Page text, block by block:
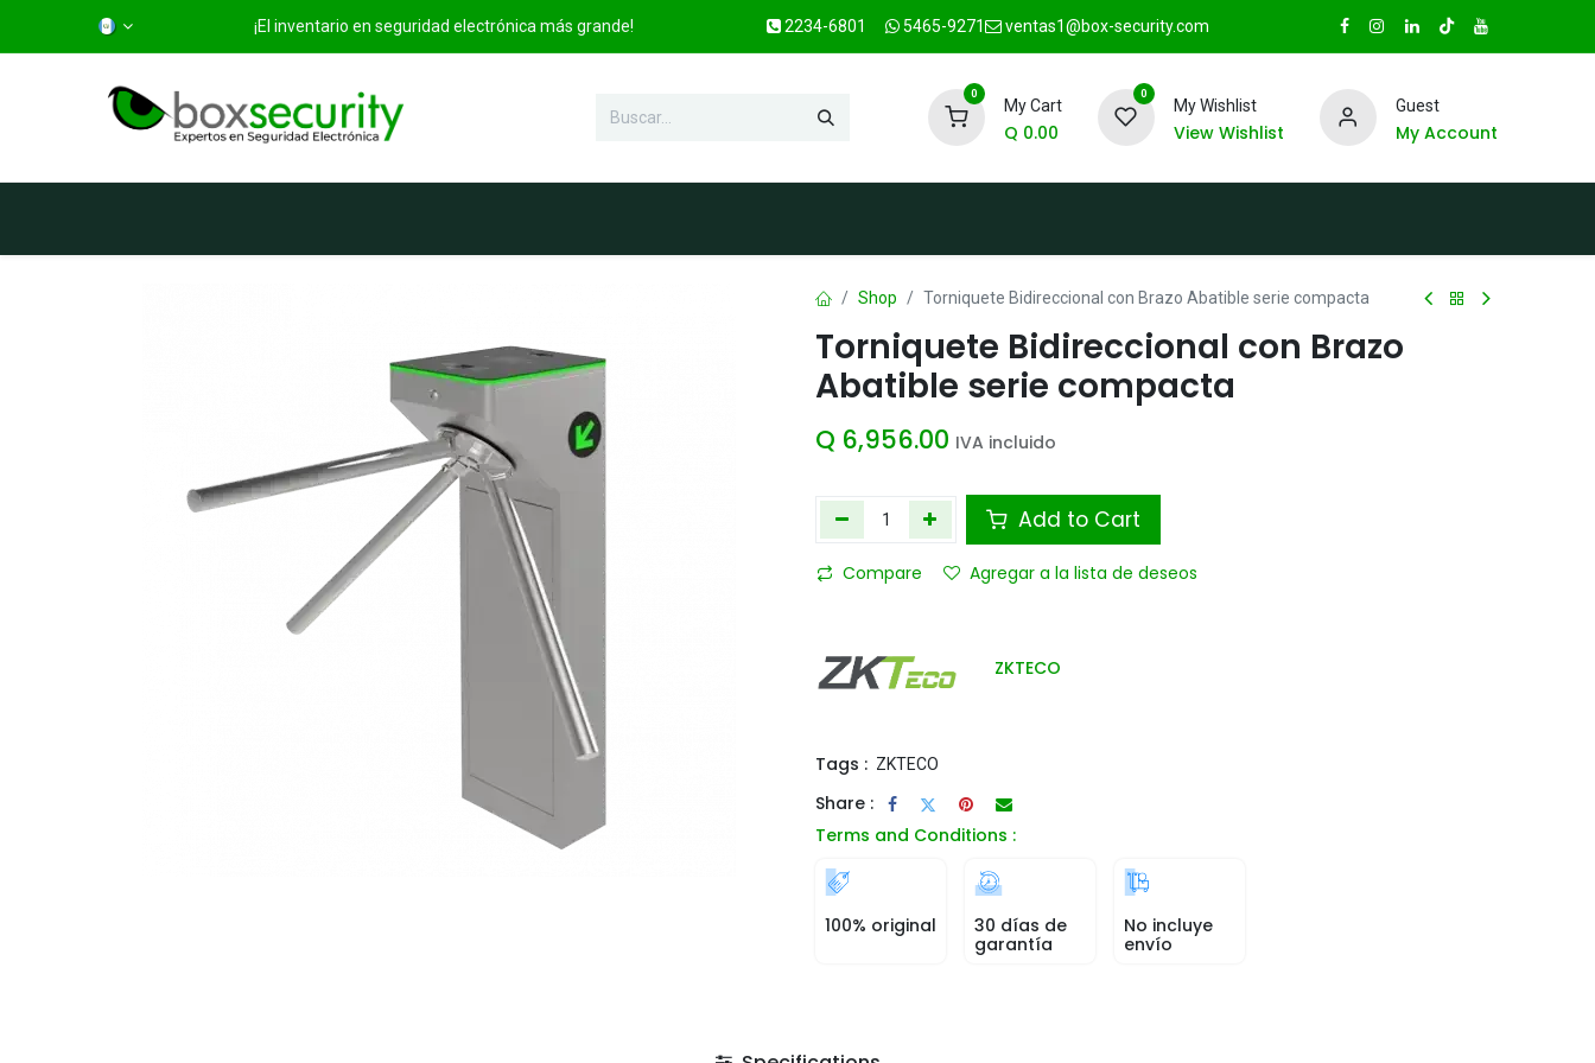
¡El inventario en seguridad electrónica más grande! 2234-6801 5465-9271 ventas1@box-security.com
0
My Cart
Q 0.00
0
My Wishlist
View Wishlist
Guest
My Account
Shop Torniquete Bidireccional con Brazo Abatible serie compacta
Torniquete Bidireccional con Brazo
Abatible serie compacta
Q 6,956.00 IVA incluido
Add to Cart
Compare Agregar a la lista de deseos
ZKTECO
Tags : ZKTECO
Share :
Terms and Conditions :
100% original
30 días de
garantía
No incluye
envío